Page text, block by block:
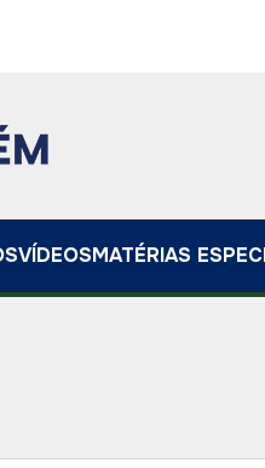
VÍDEOSMATÉRIAS